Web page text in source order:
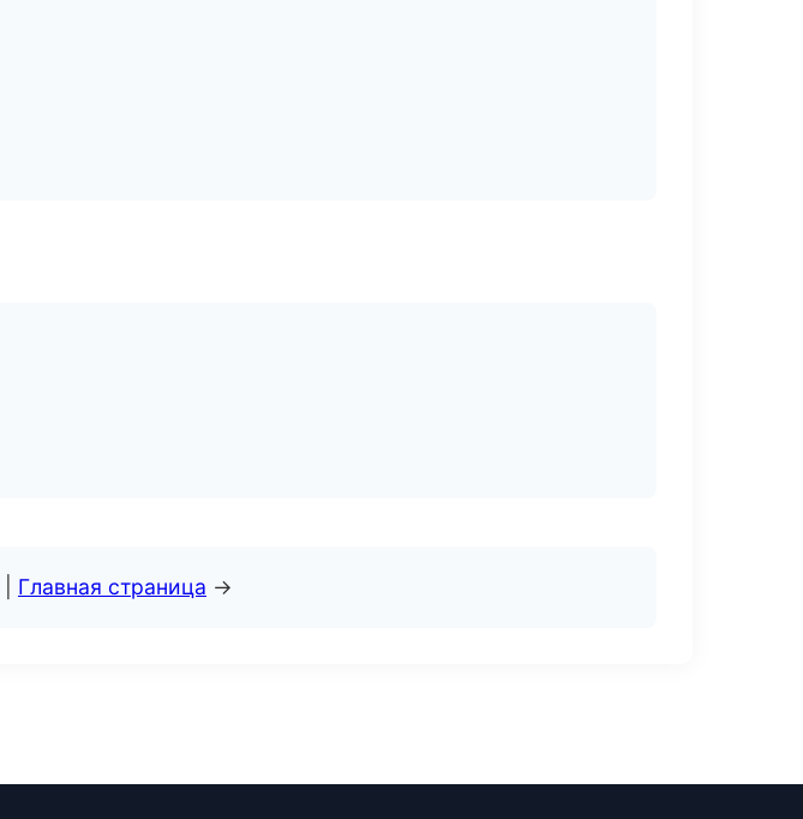
Главная страница →